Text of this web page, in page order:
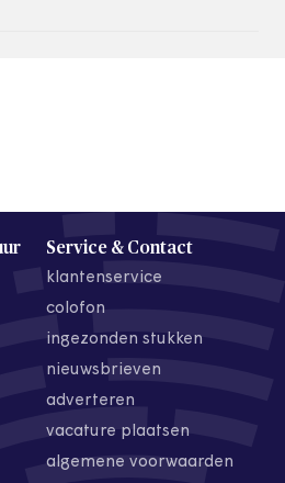
Service & Contact
klantenservice
colofon
ingezonden stukken
nieuwsbrieven
adverteren
vacature plaatsen
algemene voorwaarden